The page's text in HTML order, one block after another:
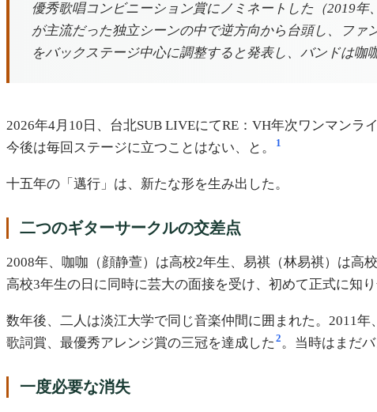
優秀歌唱コンビニーション賞にノミネートした（2019
が主流だった独立シーンの中で逆方向から台頭し、フ
をバックステージ中心に調整すると発表し、バンドは咖
2026年4月10日、台北SUB LIVEにてRE：VH年次ワンマン
今後は毎回ステージに立つことはない、と。
1
十五年の「邁行」は、新たな形を生み出した。
二つのギターサークルの交差点
2008年、咖咖（顔静萱）は高校2年生、易祺（林易祺）は
高校3年生の日に同時に芸大の面接を受け、初めて正式に知り
数年後、二人は淡江大学で同じ音楽仲間に囲まれた。2011
歌詞賞、最優秀アレンジ賞の三冠を達成した 2。当時はまだ
一度必要な消失